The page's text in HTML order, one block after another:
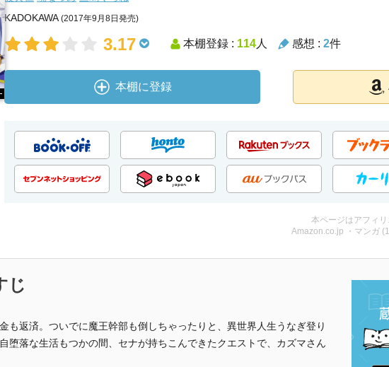
KADOKAWA(2017年9月8日発売)
3.17 本棚登録 : 114人 感想 : 2件
本棚に登録
本ページはアフィ
Amazon.co.jp ・マンガ
じ
も返済。ついでに魔王幹部も倒しちゃったりと、異世界人生うなぎ登り
堕落な生活もつかの間、セナが持ちこんできたクエストで、カズマさん